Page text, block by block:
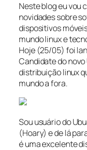
Neste blog eu vou
novidades sobre
dispositivos
mundo linux e
Hoje (25/05) foi
Candidate do
distribuição linux
mundo a fora.
Sou usuário do
(Hoary) e de lá
é uma excelente